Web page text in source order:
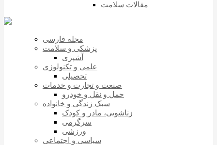
مقالات سلامت
مجله فارسی
پزشکی و سلامت
آشپزی
علمی و تکنولوژی
تحصیلی
صنعت و تجارت و خدمات
حمل و نقل و خودرو
سبک زندگی و خانواده
زناشویی، مادر و کودک
سرگرمی
ورزشی
سیاسی و اجتماعی